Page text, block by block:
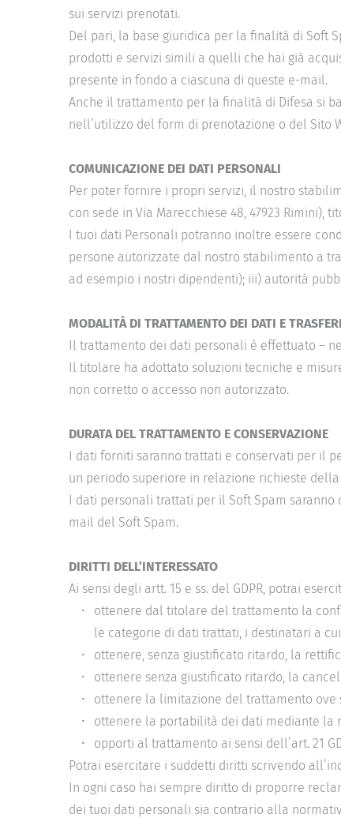
sui servizi prenotati.
Del pari, la base giuridica per la finalità di Soft
prodotti e servizi simili a quelli che hai già
presente in fondo a ciascuna di queste e-mail.
Anche il trattamento per la finalità di Difesa si
nell’utilizzo del form di prenotazione o del Sito
COMUNICAZIONE DEI DATI PERSONALI
Per poter fornire i propri servizi, il nostro
con sede in Via Marecchiese 48, 47923
I tuoi dati Personali potranno inoltre essere
persone autorizzate dal nostro stabilimento a
ad esempio i nostri dipendenti); iii) autorità
MODALITÀ DI TRATTAMENTO DEI DATI E
Il trattamento dei dati personali è effettuato –
Il titolare ha adottato soluzioni tecniche e
non corretto o accesso non autorizzato.
DURATA DEL TRATTAMENTO E CONSERVAZIONE
I dati forniti saranno trattati e conservati per il
un periodo superiore in relazione richieste
I dati personali trattati per il Soft Spam
mail del Soft Spam.
DIRITTI DELL’INTERESSATO
Ai sensi degli artt. 15 e ss. del GDPR, potrai
ottenere dal titolare del trattamento la
le categorie di dati trattati, i destinatari a
ottenere, senza giustificato ritardo, la
ottenere senza giustificato ritardo, la
ottenere la limitazione del trattamento ove
ottenere la portabilità dei dati mediante la
opporti al trattamento ai sensi dell’art. 21
Potrai esercitare i suddetti diritti scrivendo
In ogni caso hai sempre diritto di proporre
dei tuoi dati personali sia contrario alla